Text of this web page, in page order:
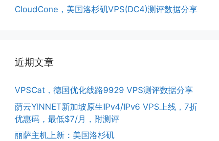
CloudCone，美国洛杉矶VPS(DC4)测评数据分享
近期文章
VPSCat，德国优化线路9929 VPS测评数据分享
荫云YINNET新加坡原生IPv4/IPv6 VPS上线，7折
优惠码，最低$7/月，附测评
丽萨主机上新：美国洛杉矶